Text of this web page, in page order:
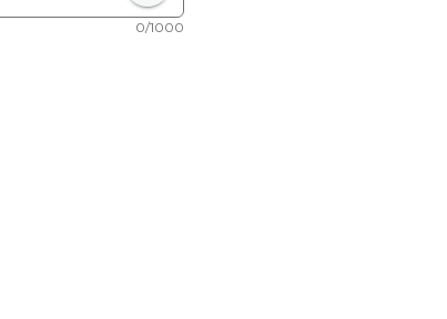
0/1000